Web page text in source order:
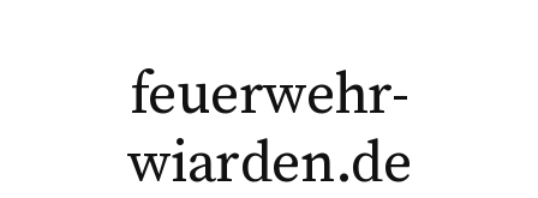
feuerwehr-
wiarden.de